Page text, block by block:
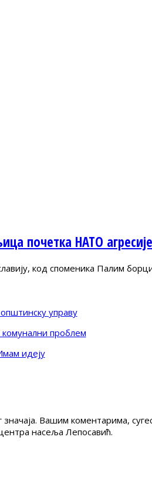
почетка НАТО агресије
код споменика Палим
управу
комунални проблем
идеју
Вашим коментарима,
насеља Лепосавић.